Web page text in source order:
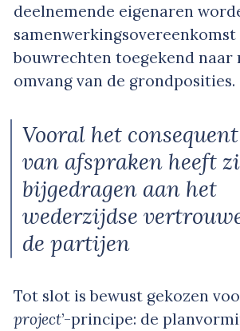
deelnemende eigenaren
samenwerkingsovereenkomst
bouwrechten toegekend naar
omvang van de grondposities.
Vooral het
van afspraken heeft
bijgedragen aan het
wederzijdse
de partijen
Tot slot is bewust gekozen
project’-principe: de